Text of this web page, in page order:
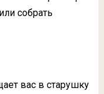
собрать
вас в старушку